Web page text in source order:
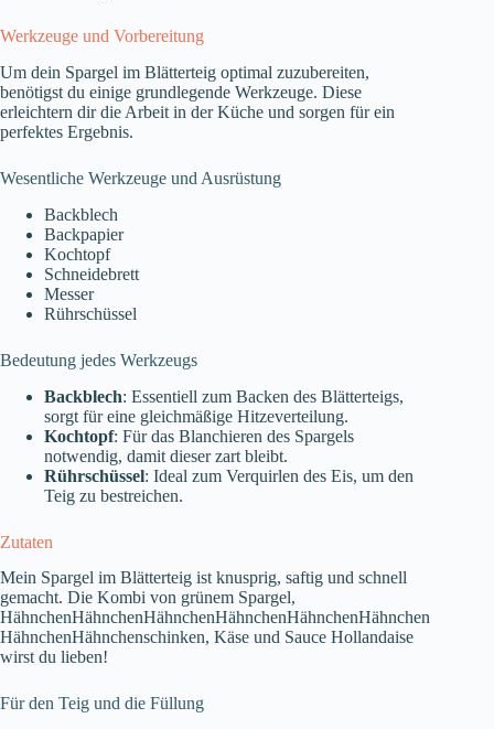
Werkzeuge und Vorbereitung
Um dein Spargel im Blätterteig optimal zuzubereiten,
benötigst du einige grundlegende Werkzeuge. Diese
erleichtern dir die Arbeit in der Küche und sorgen für ein
perfektes Ergebnis.
Wesentliche Werkzeuge und Ausrüstung
Backblech
Backpapier
Kochtopf
Schneidebrett
Messer
Rührschüssel
Bedeutung jedes Werkzeugs
Backblech: Essentiell zum Backen des Blätterteigs,
sorgt für eine gleichmäßige Hitzeverteilung.
Kochtopf: Für das Blanchieren des Spargels
notwendig, damit dieser zart bleibt.
Rührschüssel: Ideal zum Verquirlen des Eis, um den
Teig zu bestreichen.
Zutaten
Mein Spargel im Blätterteig ist knusprig, saftig und schnell
gemacht. Die Kombi von grünem Spargel,
HähnchenHähnchenHähnchenHähnchenHähnchenHähnchen
HähnchenHähnchenschinken, Käse und Sauce Hollandaise
wirst du lieben!
Für den Teig und die Füllung